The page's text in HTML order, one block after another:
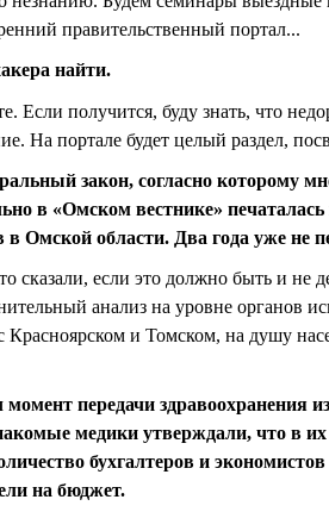
правительственный портал...
найти.
Если получится, буду знать, что
На портале будет целый раздел,
закон, согласно которому
в «Омском вестнике»
в Омской области. Два года уже не
сказали, если это должно быть и не
анализ на уровне органов
Красноярском и Томском, на душу
передачи здравоохранения
медики утверждали, что в
бухгалтеров и
на бюджет.